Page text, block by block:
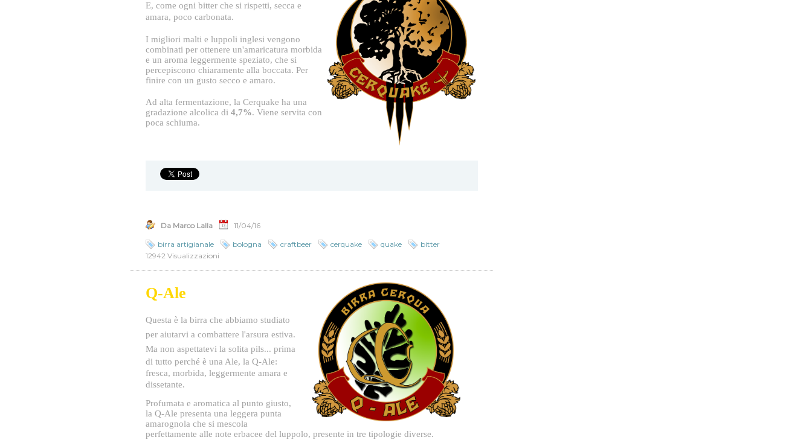
E, come ogni bitter che si rispetti, secca e
amara, poco carbonata.
I migliori malti e luppoli inglesi vengono
combinati per ottenere un'amaricatura morbida
e un aroma leggermente speziato, che si
percepiscono chiaramente alla boccata. Per
finire con un gusto secco e amaro.
Ad alta fermentazione, la Cerquake ha una
gradazione alcolica di 4,7%. Viene servita con
poca schiuma.
Da Marco Lalla 11/04/16
birra artigianale bologna craftbeer cerquake quake
bitter
12942 Visualizzazioni
Q-Ale
Questa è la birra che abbiamo studiato
per aiutarvi a combattere l'arsura estiva.
Ma non aspettatevi la solita pils... prima
di tutto perché è una Ale, la Q-Ale:
fresca, morbida, leggermente amara e
dissetante.
Profumata e aromatica al punto giusto,
la Q-Ale presenta una leggera punta
amarognola che si mescola
perfettamente alle note erbacee del luppolo, presente in tre tipologie diverse.